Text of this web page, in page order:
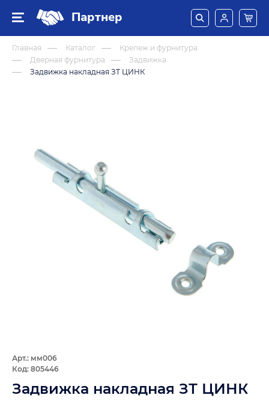
Партнер
Главная Каталог
Крепеж и фурнитура
Дверная фурнитура
Задвижка
Задвижка накладная ЗТ ЦИНК
Арт.: мм006
Код: 805446
Задвижка накладная ЗТ ЦИНК